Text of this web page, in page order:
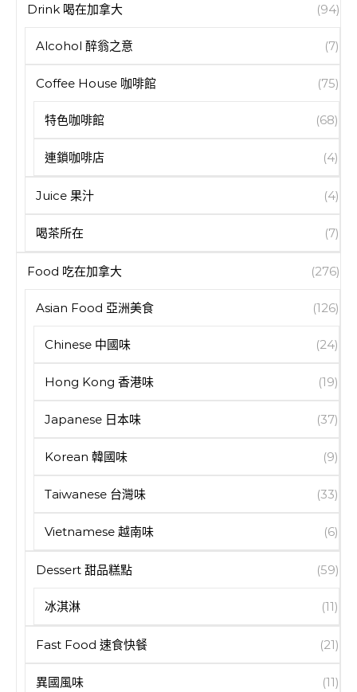
Drink 喝在加拿大 (94)
Alcohol 醉翁之意 (7)
Coffee House 咖啡館 (75)
特色咖啡館 (68)
連鎖咖啡店 (4)
Juice 果汁 (4)
喝茶所在 (7)
Food 吃在加拿大 (276)
Asian Food 亞洲美食 (126)
Chinese 中國味 (24)
Hong Kong 香港味 (19)
Japanese 日本味 (37)
Korean 韓國味 (9)
Taiwanese 台灣味 (33)
Vietnamese 越南味 (6)
Dessert 甜品糕點 (59)
冰淇淋 (11)
Fast Food 速食快餐 (21)
異國風味 (11)